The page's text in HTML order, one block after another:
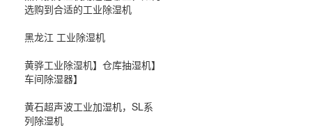
选购到合适的工业除湿机
黑龙江 工业除湿机
黄骅工业除湿机】仓库抽湿机】
车间除湿器】
黄石超声波工业加湿机，SL系
列除湿机